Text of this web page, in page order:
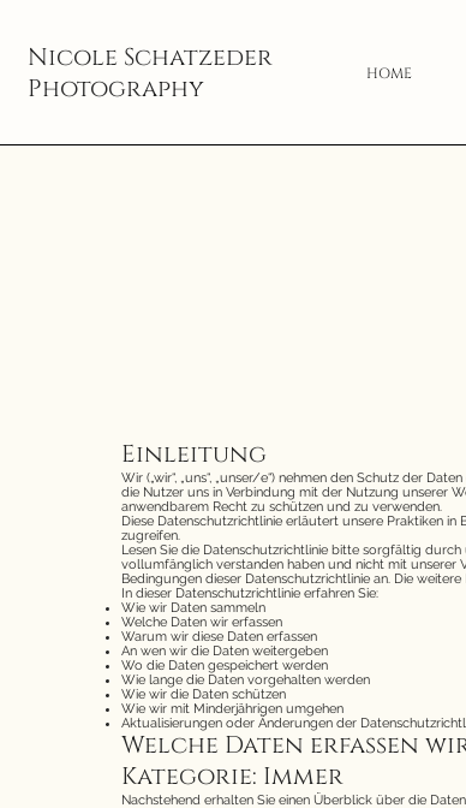
Nicole Schatzeder
Photography
HOME
Einleitung
Wir („wir“, „uns“, „unser/e“) nehmen den Schutz der
die Nutzer uns in Verbindung mit der Nutzung unserer
anwendbarem Recht zu schützen und zu verwenden.
Diese Datenschutzrichtlinie erläutert unsere Praktiken in
zugreifen.
Lesen Sie die Datenschutzrichtlinie bitte sorgfältig durch
vollumfänglich verstanden haben und nicht mit unserer
Bedingungen dieser Datenschutzrichtlinie an. Die
In dieser Datenschutzrichtlinie erfahren Sie:
Wie wir Daten sammeln
Welche Daten wir erfassen
Warum wir diese Daten erfassen
An wen wir die Daten weitergeben
Wo die Daten gespeichert werden
Wie lange die Daten vorgehalten werden
Wie wir die Daten schützen
Wie wir mit Minderjährigen umgehen
Aktualisierungen oder Änderungen der
Welche Daten erfassen
Kategorie: Immer
Nachstehend erhalten Sie einen Überblick über die